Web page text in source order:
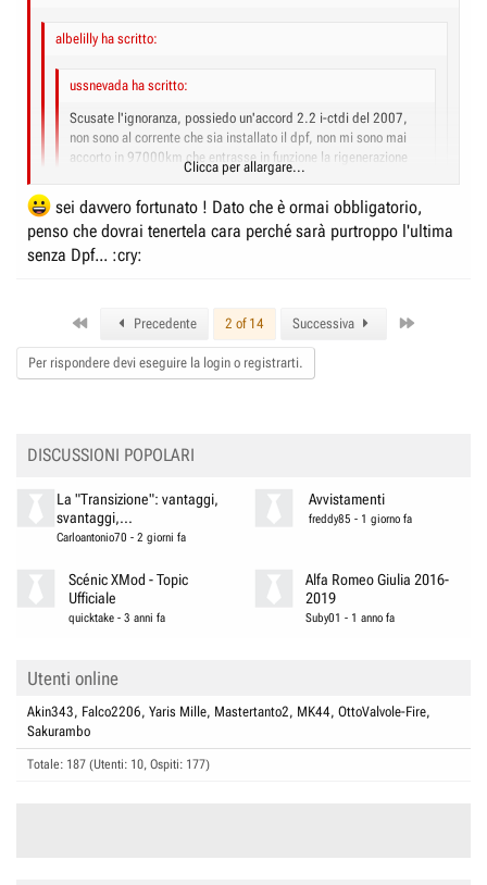
albelilly ha scritto:
ussnevada ha scritto:
Scusate l'ignoranza, possiedo un'accord 2.2 i-ctdi del 2007,
non sono al corrente che sia installato il dpf, non mi sono mai
accorto in 97000km che entrasse in funzione la rigenerazione
Se cortesemente cristianhonda mi sa dare una spiegazione, gli
sarei grato.
scusa se m'intrometto ma dal tuo post non si è capito se monti o
meno il Dpf, se non c'è non ci sono nemmeno le rigenerazioni,
Clicca per allargare...
Non ti devi scusare, mi fa piacere il tuo intervento.
controllando il libretto, sono sicuro di non averlo.
Clicca per allargare...
sei davvero fortunato ! Dato che è ormai obbligatorio,
penso che dovrai tenertela cara perché sarà purtroppo l'ultima
senza Dpf... :cry:
Precedente 2 of 14 Successiva
Per rispondere devi eseguire la login o registrarti.
DISCUSSIONI POPOLARI
La "Transizione": vantaggi,
svantaggi,...
Carloantonio70 - 2 giorni fa
Avvistamenti
freddy85 - 1 giorno fa
Scénic XMod - Topic
Ufficiale
quicktake -3 anni fa
Alfa Romeo Giulia 2016-
2019
Suby01 - 1 anno fa
Utenti online
Akin343 Falco2206 Yaris Mille Mastertanto2 MK44 OttoValvole-Fire
Sakurambo
Totale: 187 (Utenti: 10, Ospiti: 177)